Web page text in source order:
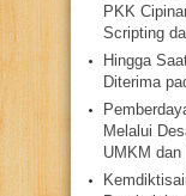
PKK
Scripting
Hingga
Diterima
Melalui
UMKM dan